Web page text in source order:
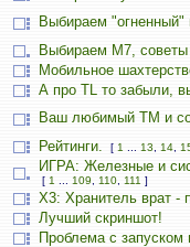
Выбираем
Выбираем М7,
Мобильное
А про TL то забыли,
Ваш любимый TM и
Рейтинги. [ 1 13 14
ИГРА: Железные и
[ 1 109 110 111 ]
X3: Хранитель врат -
Лучший скриншот!
Проблема с запуском